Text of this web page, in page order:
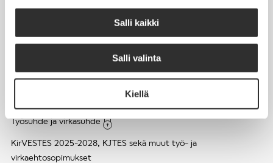
Salli kaikki
Salli valinta
Kiellä
JOBI
TYÖELÄMÄOPAS
Työsuhde ja virkasuhde
KirVESTES 2025-2028, KJTES sekä muut työ- ja
virkaehtosopimukset